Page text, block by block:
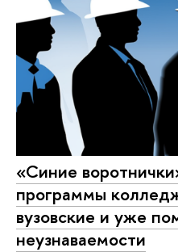
«Синие
программы
вузовские и уже
неузнаваемости